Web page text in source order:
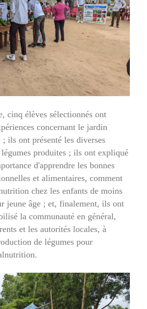
cinq élèves sélectionnés ont
concernant le jardin
; ils ont présenté les diverses
produites ; ils ont expliqué
d'apprendre les bonnes
et alimentaires, comment
chez les enfants de moins
jeune âge ; et, finalement, ils ont
la communauté en général,
et les autorités locales, à
de légumes pour